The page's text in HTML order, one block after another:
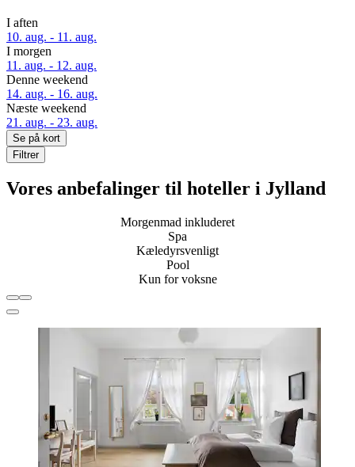
I aften
10. aug. - 11. aug.
I morgen
11. aug. - 12. aug.
Denne weekend
14. aug. - 16. aug.
Næste weekend
21. aug. - 23. aug.
Se på kort
Filtrer
Vores anbefalinger til hoteller i Jylland
Morgenmad inkluderet
Spa
Kæledyrsvenligt
Pool
Kun for voksne